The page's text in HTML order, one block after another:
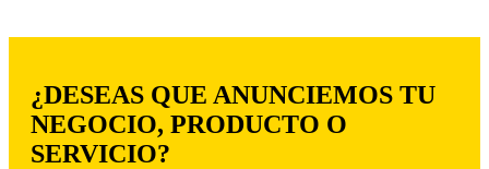
¿DESEAS QUE ANUNCIEMOS TU
NEGOCIO, PRODUCTO O
SERVICIO?